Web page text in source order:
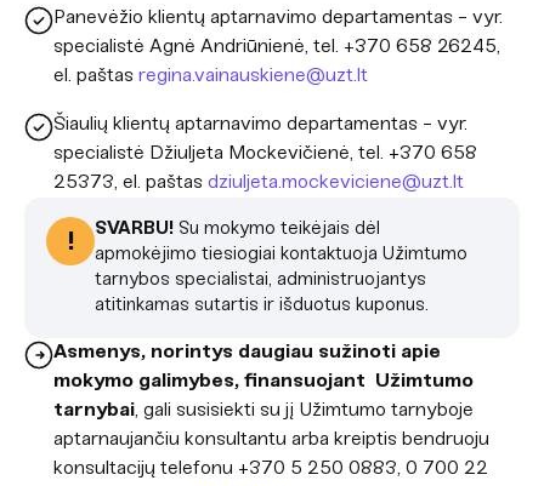
Panevėžio klientų aptarnavimo departamentas - vyr.
specialistė Agnė Andriūnienė, tel. +370 658 26245,
el. paštas regina.vainauskiene@uzt.lt
Šiaulių klientų aptarnavimo departamentas - vyr.
specialistė Džiuljeta Mockevičienė, tel. +370 658
25373, el. paštas dziuljeta.mockeviciene@uzt.lt
! SVARBU! Su mokymo teikėjais dėl
apmokėjimo tiesiogiai kontaktuoja Užimtumo
tarnybos specialistai, administruojantys
atitinkamas sutartis ir išduotus kuponus.
Asmenys, norintys daugiau sužinoti apie
mokymo galimybes, finansuojant Užimtumo
tarnybai, gali susisiekti su jį Užimtumo tarnyboje
aptarnaujančiu konsultantu arba kreiptis bendruoju
konsultacijų telefonu +370 5 250 0883, 0 700 22